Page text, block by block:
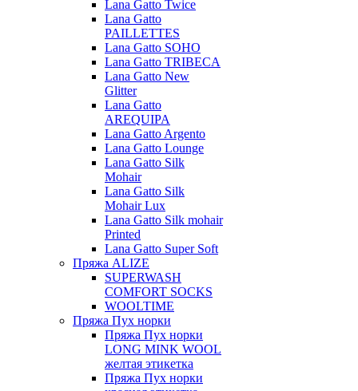
Lana Gatto Twice
Lana Gatto
PAILLETTES
Lana Gatto SOHO
Lana Gatto TRIBECA
Lana Gatto New
Glitter
Lana Gatto
AREQUIPA
Lana Gatto Argento
Lana Gatto Lounge
Lana Gatto Silk
Mohair
Lana Gatto Silk
Mohair Lux
Lana Gatto Silk mohair
Printed
Lana Gatto Super Soft
Пряжа ALIZE
SUPERWASH
COMFORT SOCKS
WOOLTIME
Пряжа Пух норки
Пряжа Пух норки
LONG MINK WOOL
желтая этикетка
Пряжа Пух норки